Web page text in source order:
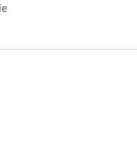
5 z 5 hvězdiček.